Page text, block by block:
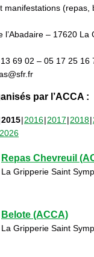
manifestations (repas,
l’Abadaire – 17620 La
69 02 – 05 17 25 16
par l’ACCA :
2015 2016 2017 2018
2026
Repas Chevreuil
La Gripperie Saint
Belote (ACCA)
La Gripperie Saint